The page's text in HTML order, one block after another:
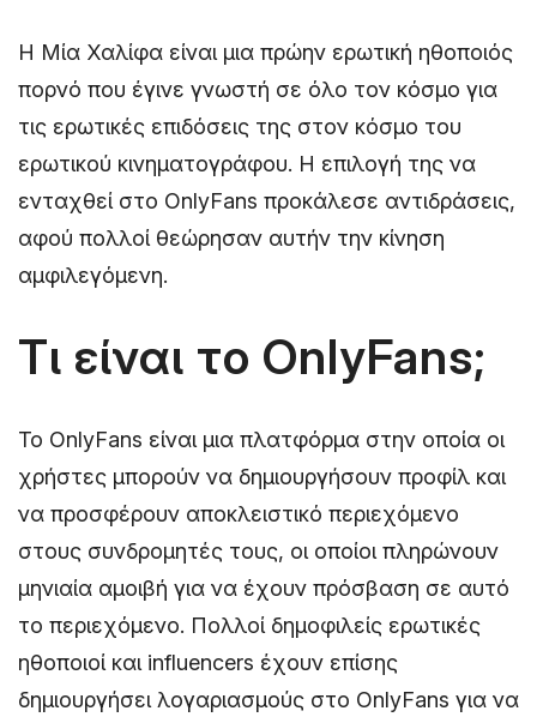
Η Μία Χαλίφα είναι μια πρώην ερωτική ηθοποιός
πορνό που έγινε γνωστή σε όλο τον κόσμο για
τις ερωτικές επιδόσεις της στον κόσμο του
ερωτικού κινηματογράφου. Η επιλογή της να
ενταχθεί στο OnlyFans προκάλεσε αντιδράσεις,
αφού πολλοί θεώρησαν αυτήν την κίνηση
αμφιλεγόμενη.
Τι είναι το OnlyFans;
Το OnlyFans είναι μια πλατφόρμα στην οποία οι
χρήστες μπορούν να δημιουργήσουν προφίλ και
να προσφέρουν αποκλειστικό περιεχόμενο
στους συνδρομητές τους, οι οποίοι πληρώνουν
μηνιαία αμοιβή για να έχουν πρόσβαση σε αυτό
το περιεχόμενο. Πολλοί δημοφιλείς ερωτικές
ηθοποιοί και influencers έχουν επίσης
δημιουργήσει λογαριασμούς στο OnlyFans για να